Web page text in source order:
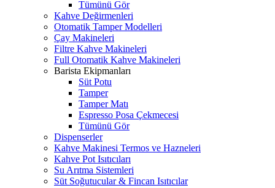
Tümünü Gör
Kahve Değirmenleri
Otomatik Tamper Modelleri
Çay Makineleri
Filtre Kahve Makineleri
Full Otomatik Kahve Makineleri
Barista Ekipmanları
Süt Potu
Tamper
Tamper Matı
Espresso Posa Çekmecesi
Tümünü Gör
Dispenserler
Kahve Makinesi Termos ve Hazneleri
Kahve Pot Isıtıcıları
Su Arıtma Sistemleri
Süt Soğutucular & Fincan Isıtıcılar